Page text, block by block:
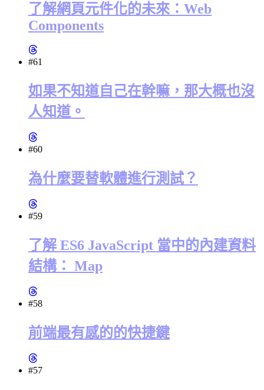
了解網頁元件化的未來：Web
Components
#61
如果不知道自己在幹嘛，那大概也沒
人知道。
#60
為什麼要替軟體進行測試？
#59
了解 ES6 JavaScript 當中的內建資料
結構： Map
#58
前端最有感的的快捷鍵
#57